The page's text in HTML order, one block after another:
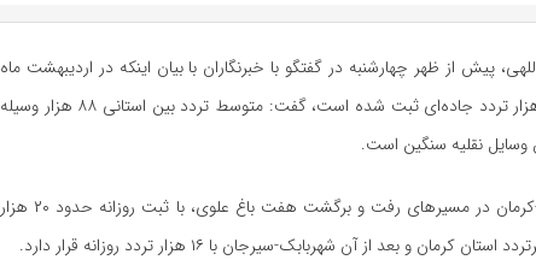
پیش از ظهر چهارشنبه در گفتگو با خبرنگاران با بیان اینکه در اردیبهشت ماه
امسال بیش از ۲ میلیون و ۷۲۰ هزار تردد جاده‌ای ثبت شده است، گفت: متوسط تردد بین استانی ۸۸ هزار وسیله
وی، اظهار داشت: محور ماهان -کرمان در مسیرهای رفت و برگشت هفت باغ علوی، با ثبت روزانه حدود ۲۰ هزار
و بعد از آن شهربابک-سیرجان با ۱۶ هزار تردد روزانه قرار دارد.